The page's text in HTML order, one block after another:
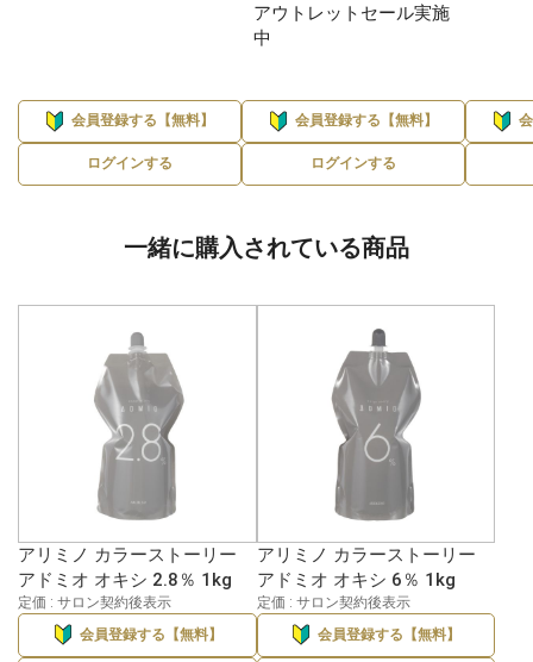
会員登録する【無料】
ログインする
アウトレットセール実施
中
会員登録する【無料】
ログインする
一緒に購入されている商品
アリミノ カラーストーリー
アドミオ オキシ 2.8％ 1kg
定価 : サロン契約後表示
会員登録する【無料】
アリミノ カラーストーリー
アドミオ オキシ 6％ 1kg
定価 : サロン契約後表示
会員登録する【無料】